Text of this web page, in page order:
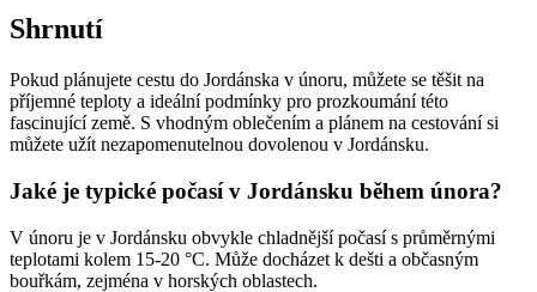
Shrnutí
Pokud plánujete cestu do Jordánska v únoru, můžete se těšit na
příjemné teploty a ideální podmínky pro prozkoumání této
fascinující země. S vhodným oblečením a plánem na cestování si
můžete užít nezapomenutelnou dovolenou v Jordánsku.
Jaké je typické počasí v Jordánsku během února?
V únoru je v Jordánsku obvykle chladnější počasí s průměrnými
teplotami kolem 15-20 °C. Může docházet k dešti a občasným
bouřkám, zejména v horských oblastech.